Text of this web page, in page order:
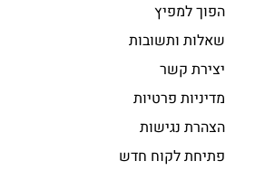
הפוך למפיץ
שאלות ותשובות
יצירת קשר
מדיניות פרטיות
הצהרת נגישות
פתיחת לקוח חדש